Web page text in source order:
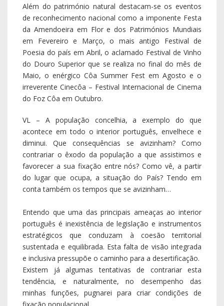
Além do património natural destacam-se os eventos
de reconhecimento nacional como a imponente Festa
da Amendoeira em Flor e dos Patrimónios Mundiais
em Fevereiro e Março, o mais antigo Festival de
Poesia do país em Abril, o aclamado Festival de Vinho
do Douro Superior que se realiza no final do mês de
Maio, o enérgico Côa Summer Fest em Agosto e o
irreverente Cinecôa – Festival Internacional de Cinema
do Foz Côa em Outubro.
VL – A população concelhia, a exemplo do que
acontece em todo o interior português, envelhece e
diminui. Que consequências se avizinham? Como
contrariar o êxodo da população a que assistimos e
favorecer a sua fixação entre nós? Como vê, a partir
do lugar que ocupa, a situação do País? Tendo em
conta também os tempos que se avizinham…
Entendo que uma das principais ameaças ao interior
português é inexistência de legislação e instrumentos
estratégicos que conduzam à coesão territorial
sustentada e equilibrada. Esta falta de visão integrada
e inclusiva pressupõe o caminho para a desertificação.
Existem já algumas tentativas de contrariar esta
tendência, e naturalmente, no desempenho das
minhas funções, pugnarei para criar condições de